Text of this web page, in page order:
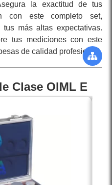
la exactitud de tus
con este completo set,
más altas expectativas.
tus mediciones con este
de calidad profesional!
Clase OIML E